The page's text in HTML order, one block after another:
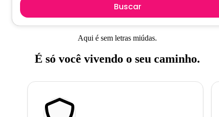
Buscar
Aqui é sem letras miúdas.
É só você vivendo o seu caminho.